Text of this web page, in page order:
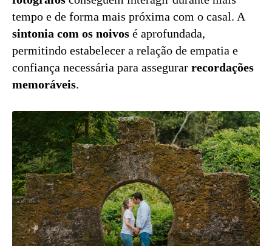
tempo e de forma mais próxima com o casal. A
sintonia com os noivos é aprofundada,
permitindo estabelecer a relação de empatia e
confiança necessária para assegurar recordações
memoráveis.